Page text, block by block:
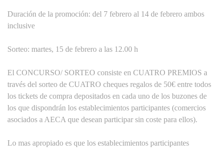
Duración de la promoción: del 7 febrero al 14 de febrero ambos
inclusive
Sorteo: martes, 15 de febrero a las 12.00 h
El CONCURSO/ SORTEO consiste en CUATRO PREMIOS a
través del sorteo de CUATRO cheques regalos de 50€ entre todos
los tickets de compra depositados en cada uno de los buzones de
los que dispondrán los establecimientos participantes (comercios
asociados a AECA que desean participar sin coste para ellos).
Lo mas apropiado es que los establecimientos participantes